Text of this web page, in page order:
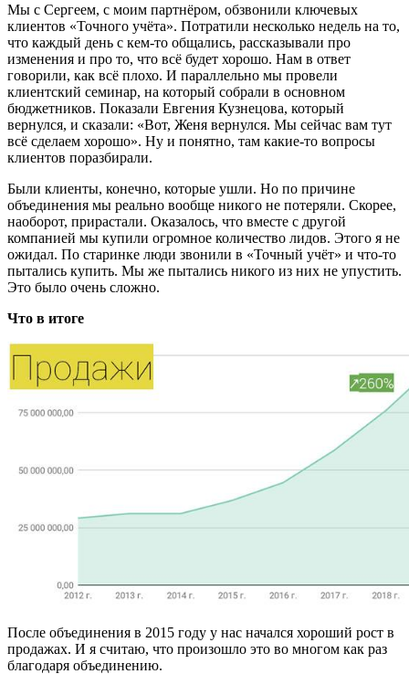
Мы с Сергеем, с моим партнёром, обзвонили ключевых
клиентов «Точного учёта». Потратили несколько недель на то,
что каждый день с кем-то общались, рассказывали про
изменения и про то, что всё будет хорошо. Нам в ответ
говорили, как всё плохо. И параллельно мы провели
клиентский семинар, на который собрали в основном
бюджетников. Показали Евгения Кузнецова, который
вернулся, и сказали: «Вот, Женя вернулся. Мы сейчас вам тут
всё сделаем хорошо». Ну и понятно, там какие-то вопросы
клиентов поразбирали.
Были клиенты, конечно, которые ушли. Но по причине
объединения мы реально вообще никого не потеряли. Скорее,
наоборот, прирастали. Оказалось, что вместе с другой
компанией мы купили огромное количество лидов. Этого я не
ожидал. По старинке люди звонили в «Точный учёт» и что-то
пытались купить. Мы же пытались никого из них не упустить.
Это было очень сложно.
Что в итоге
После объединения в 2015 году у нас начался хороший рост в
продажах. И я считаю, что произошло это во многом как раз
благодаря объединению.